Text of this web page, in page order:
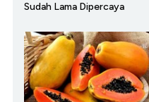
Sudah Lama Dipercaya